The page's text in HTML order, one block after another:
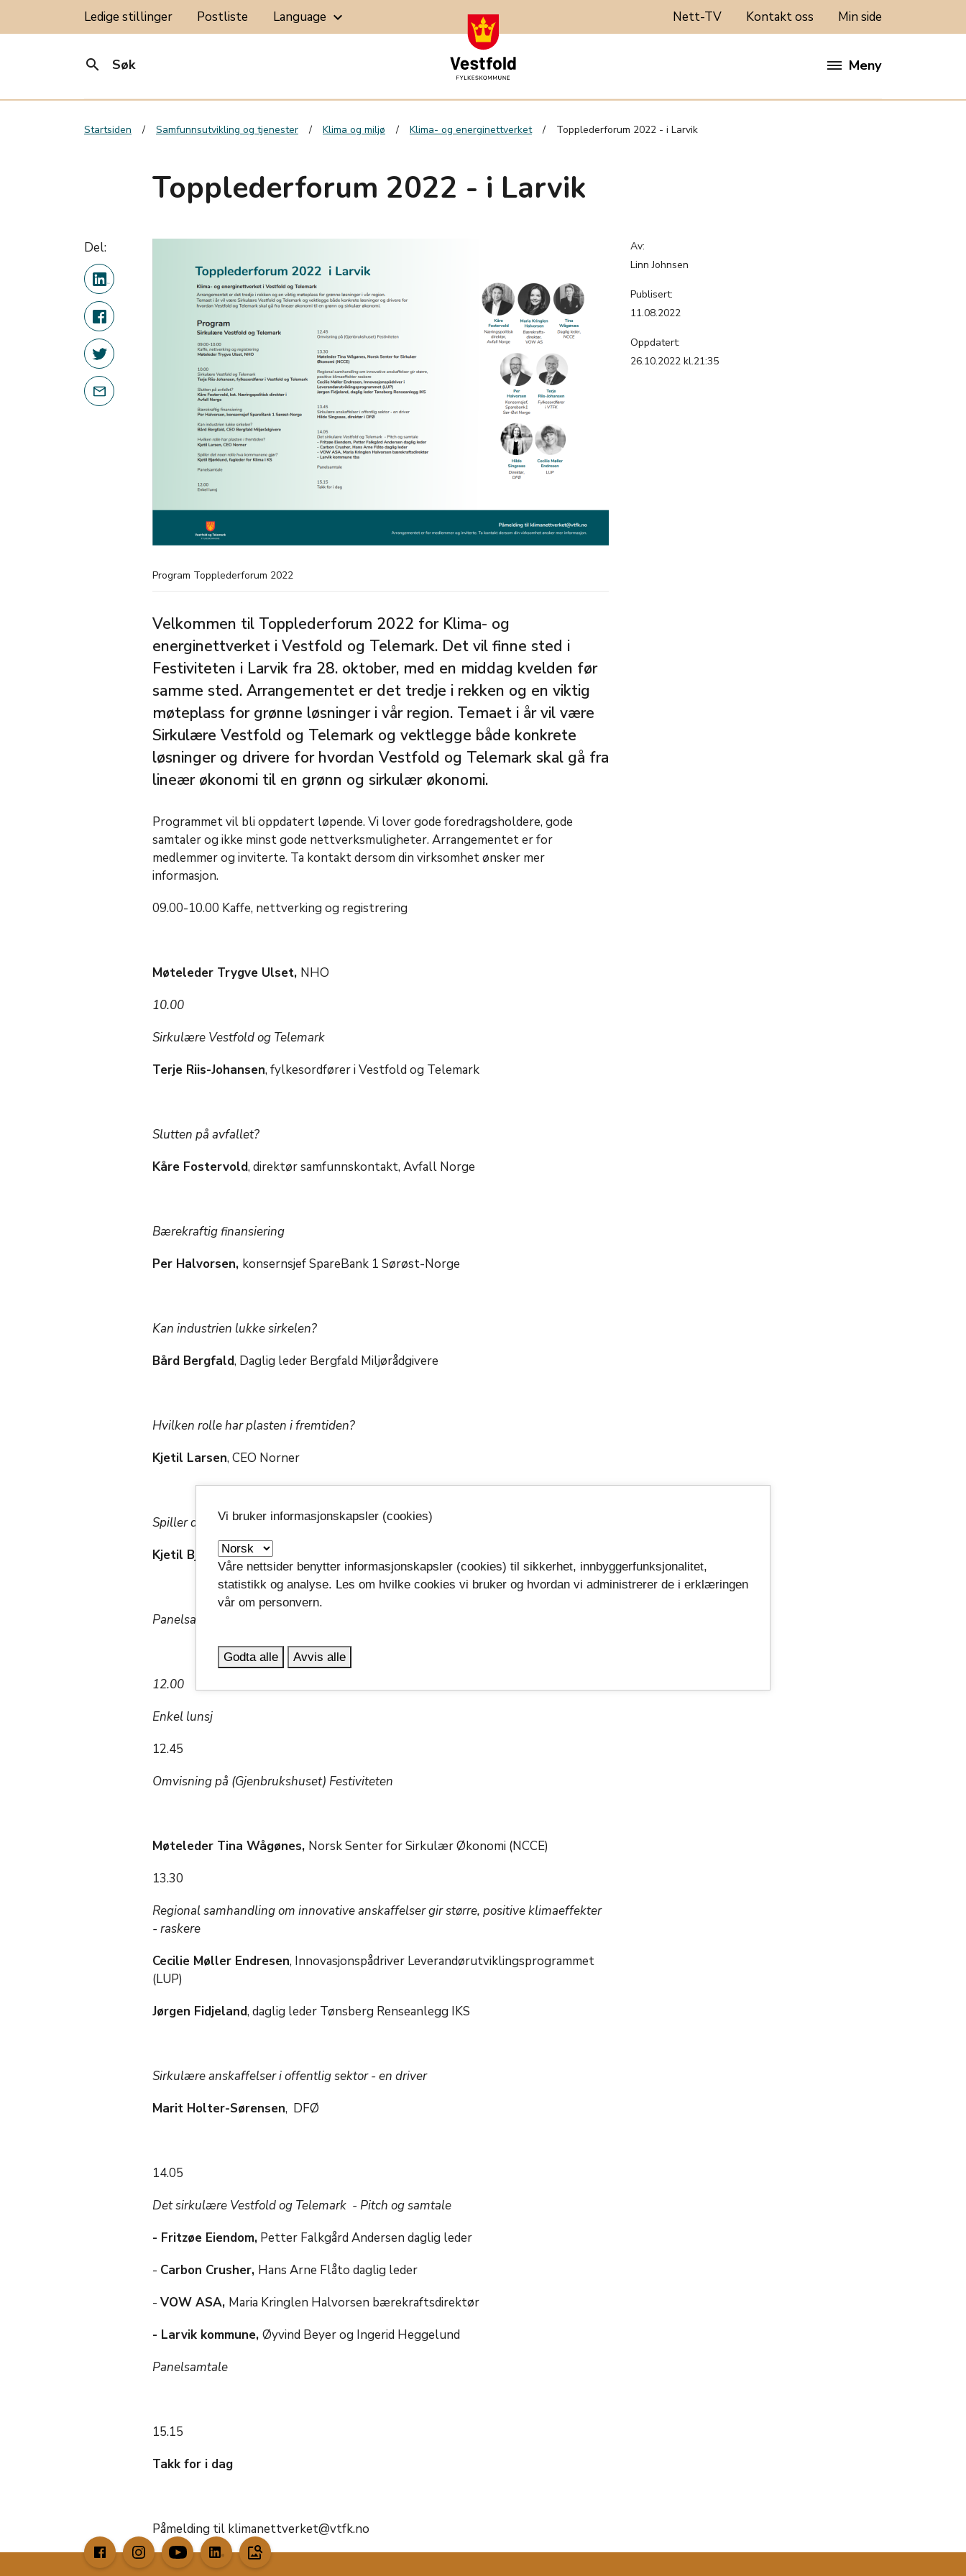
Ledige stillinger Postliste Language keyboard_arrow_down Nett-TV Kontakt oss Min side
search Søk Meny
Startsiden Samfunnsutvikling og tjenester Klima og miljø Klima- og energinettverket Topplederforum 2022 - i Larvik
Topplederforum 2022 - i Larvik
Del:
Program Topplederforum 2022
Av:
Linn Johnsen
Publisert:
11.08.2022
Oppdatert:
26.10.2022 kl.21:35
Velkommen til Topplederforum 2022 for Klima- og
energinettverket i Vestfold og Telemark. Det vil finne sted i
Festiviteten i Larvik fra 28. oktober, med en middag kvelden før
samme sted. Arrangementet er det tredje i rekken og en viktig
møteplass for grønne løsninger i vår region. Temaet i år vil være
Sirkulære Vestfold og Telemark og vektlegge både konkrete
løsninger og drivere for hvordan Vestfold og Telemark skal gå fra
lineær økonomi til en grønn og sirkulær økonomi.
Programmet vil bli oppdatert løpende. Vi lover gode foredragsholdere, gode
samtaler og ikke minst gode nettverksmuligheter. Arrangementet er for
medlemmer og inviterte. Ta kontakt dersom din virksomhet ønsker mer
informasjon.
09.00-10.00 Kaffe, nettverking og registrering
Møteleder Trygve Ulset, NHO
10.00
Sirkulære Vestfold og Telemark
Terje Riis-Johansen, fylkesordfører i Vestfold og Telemark
Slutten på avfallet?
Kåre Fostervold, direktør samfunnskontakt, Avfall Norge
Bærekraftig finansiering
Per Halvorsen, konsernsjef SpareBank 1 Sørøst-Norge
Kan industrien lukke sirkelen?
Bård Bergfald, Daglig leder Bergfald Miljørådgivere
Hvilken rolle har plasten i fremtiden?
Kjetil Larsen, CEO Norner
Spiller det noen rolle hva kommunene gjør?
Kjetil Bjørklund, fagleder for Klima i KS
Panelsamtale
12.00
Enkel lunsj
12.45
Omvisning på (Gjenbrukshuset) Festiviteten
Møteleder Tina Wågønes, Norsk Senter for Sirkulær Økonomi (NCCE)
13.30
Regional samhandling om innovative anskaffelser gir større, positive klimaeffekter
- raskere
Cecilie Møller Endresen, Innovasjonspådriver Leverandørutviklingsprogrammet
(LUP)
Jørgen Fidjeland, daglig leder Tønsberg Renseanlegg IKS
Sirkulære anskaffelser i offentlig sektor - en driver
Marit Holter-Sørensen, DFØ
14.05
Det sirkulære Vestfold og Telemark - Pitch og samtale
- Fritzøe Eiendom, Petter Falkgård Andersen daglig leder
- Carbon Crusher, Hans Arne Flåto daglig leder
- VOW ASA, Maria Kringlen Halvorsen bærekraftsdirektør
- Larvik kommune, Øyvind Beyer og Ingerid Heggelund
Panelsamtale
15.15
Takk for i dag
Påmelding til klimanettverket@vtfk.no
image_search
Vi bruker informasjonskapsler (cookies)
Våre nettsider benytter informasjonskapsler (cookies) til sikkerhet, innbyggerfunksjonalitet,
statistikk og analyse. Les om hvilke cookies vi bruker og hvordan vi administrerer de i erklæringen
vår om personvern.
Godta alle Avvis alle